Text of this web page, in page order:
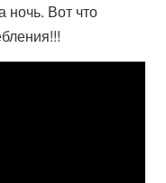
Вот что